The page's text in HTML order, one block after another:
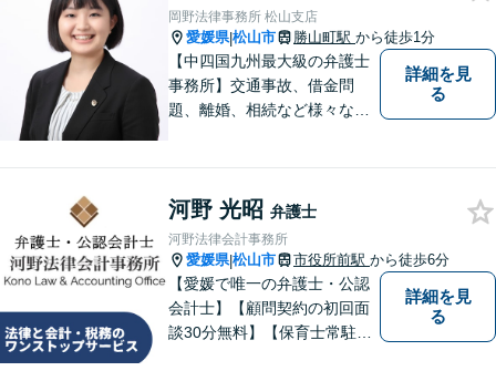
岡野法律事務所 松山支店
愛媛県|松山市 勝山町駅 から徒歩1分
【中四国九州最大級の弁護士
事務所】交通事故、借金問
題、離婚、相続など様々な問
い！
詳細を見
る
河野 光昭 弁護士
河野法律会計事務所
愛媛県|松山市 市役所前駅 から徒歩6分
【愛媛で唯一の弁護士・公認
会計士】【顧問契約の初回面
談30分無料】【保育士常駐】
詳細を見
る